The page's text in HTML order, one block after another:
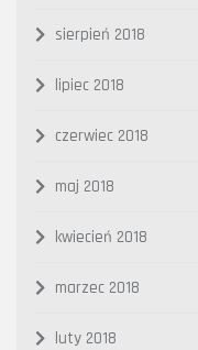
sierpień 2018
lipiec 2018
czerwiec 2018
maj 2018
kwiecień 2018
marzec 2018
luty 2018